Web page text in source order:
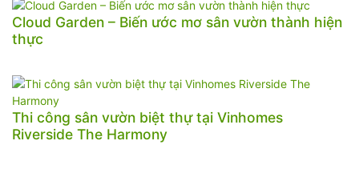
Cloud Garden – Biến ước mơ sân vườn thành hiện
thực
Thi công sân vườn biệt thự tại Vinhomes
Riverside The Harmony